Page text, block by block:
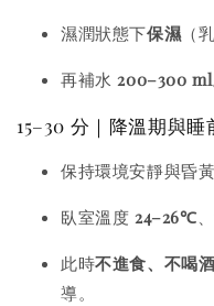
濕潤狀態下保濕（
再補水200–300 ml
15–30 分｜降溫期與睡
保持環境安靜與昏
臥室溫度 24–26℃
此時不進食、不喝
導。